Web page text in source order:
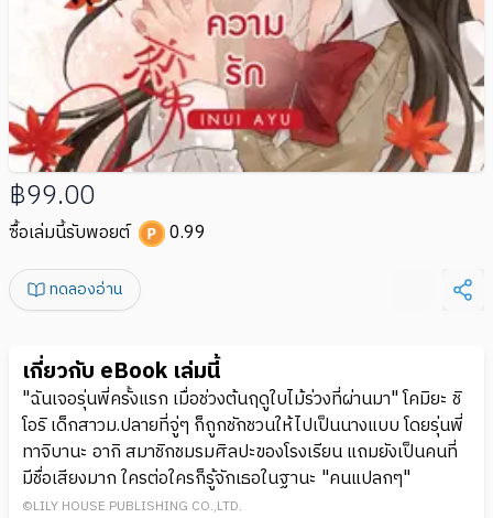
฿99.00
ซื้อเล่มนี้รับพอยต์ 0.99
ทดลองอ่าน
เกี่ยวกับ eBook เล่มนี้
"ฉันเจอรุ่นพี่ครั้งแรก เมื่อช่วงต้นฤดูใบไม้ร่วงที่ผ่านมา" โคมิยะ ชิ
โอริ เด็กสาวม.ปลายที่จู่ๆ ก็ถูกชักชวนให้ไปเป็นนางแบบ โดยรุ่นพี่
ทาจิบานะ อากิ สมาชิกชมรมศิลปะของโรงเรียน แถมยังเป็นคนที่
มีชื่อเสียงมาก ใครต่อใครก็รู้จักเธอในฐานะ "คนแปลกๆ"
©LILY HOUSE PUBLISHING CO.,LTD.